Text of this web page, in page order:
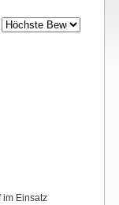
im Einsatz